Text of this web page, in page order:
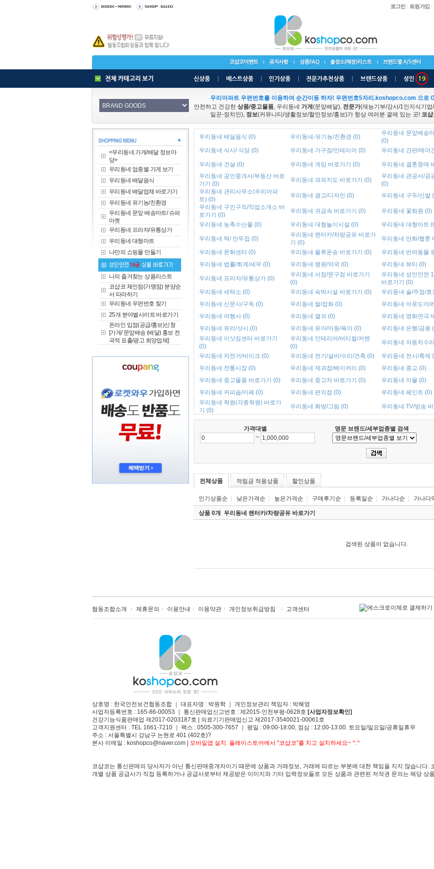
우리아파트 우편번호를 이용하여 순간이동 하자! 우편번호5자리.koshopco.com 으로
안전하고 건강한 상품/중고물품, 우리동네 가게 (문앞배달), 전문가(재능기부/강사/1인지식기업
일꾼-정치인), 정보(커뮤니티/생활정보/할인정보/홍보)가 항상 여러분 곁에 있는 곳! 코
<우리동네 가게/배달 정보마
당>
우리동네 업종별 가게 보기
우리동네 배달음식
우리동네 배달업체 바로가기
우리동네 유기농/친환경
우리동네 문앞 배송마트/ 슈퍼
마켓
우리동네 프라자/유통상가
우리동네 대형마트
나만의 쇼핑몰 만들기
나의 즐겨찾는 상품리스트
코샵코 체인점(가맹점) 분양순
서 따라하기
우리동네 우편번호 찾기
25개 분야별사이트 바로가기
온라인 입점(공급/홍보)신청
[가게/ 문앞배송 (배달) 홍보 전
국적 표출/광고 희망업체]
우리동네 배달음식 (0) 우리동네-유기농/친환경 (0)
우리동네 문앞배송
(0)
우리동네 식사/ 식당 (0)
우리동네 가구점/인테리어 (0) 우리동네 간판/에어
우리동네 건설 (0) 우리동네 게임 바로가기 (0)
우리동네 결혼중매
우리동네 공인중개사/부동산 바로
가기 (0)
우리동네 과외지도 바로가기 (0)
우리동네 관공서/공
(0)
우리동네 관리사무소(우리아파
트) (0)
우리동네 광고/디자인 (0)
우리동네 구두/신발
우리동네 구인구직/직업소개소 바
로가기 (0)
우리동네 귀금속 바로가기 (0)
우리동네 꽃화원 (0)
우리동네 농축수산물 (0)
우리동네 대형놀이시설 (0) 우리동네 대형마트
우리동네 떡/ 만두집 (0)
우리동네 렌터카/차량공유 바로가
기 (0)
우리동네 만화/웹툰
우리동네 문화센터 (0)
우리동네 물류운송 바로가기 (0)
우리동네 반려동물
우리동네 법률/회계/세무 (0)
우리동네 병원/약국 (0) 우리동네 뷰티 (0)
우리동네 프라자/유통상가 (0)
우리동네 서점/문구점 바로가기
(0)
우리동네 성인안전
바로가기 (0)
우리동네 세탁소 (0)
우리동네 숙박시설 바로가기 (0)
우리동네 술/주점/호
우리동네 신문사/구독 (0)
우리동네 쌀/잡화 (0)
우리동네 아웃도어/
우리동네 여행사 (0)
우리동네 열쇠 (0)
우리동네 영화연극
우리동네 유리/샷시 (0)
우리동네 유아/아동/육아 (0)
우리동네 은행/금융
우리동네 이삿짐센터 바로가기
(0)
우리동네 인테리어/버티컬/커텐
(0)
우리동네 자동차수
우리동네 자전거/바이크 (0)
우리동네 전기/설비/수리/건축 (0)
우리동네 전시/축제
우리동네 전통시장 (0)
우리동네 제과점/베이커리 (0)
우리동네 종교 (0)
우리동네 중고물품 바로가기 (0)
우리동네 중고차 바로가기 (0)
우리동네 지물 (0)
우리동네 커피숍/카페 (0)
우리동네 편의점 (0)
우리동네 페인트 (0)
우리동네 학원(각종학원) 바로가
기 (0)
우리동네 화방/그림 (0) 우리동네 TV/방송
가격대별
영문 브랜드/세부업종별 검색
~
전체상품 적립금 적용상품 할인상품
인기상품순 낮은가격순 높은가격순 구매후기순 등록일순 가나다순 가나다
상품 0개 우리동네 렌터카/차량공유 바로가기
검색된 상품이 없습니다.
협동조합소개 제휴문의 이용안내 이용약관 개인정보취급방침 고객센터
상호명 : 한국안전보건협동조합 ｜ 대표자명 : 박원학 ｜ 개인정보관리 책임자 : 박혜영
사업자등록번호 : 165-86-00053 ｜ 통신판매업신고번호 : 제2015-인천부평-0628호 [사업자정보확인]
건강기능식품판매업 제2017-0203187호 | 의료기기판매업신고 제2017-3540021-00061호
고객지원센터 : TEL 1661-7210 ｜ 팩스 : 0505-300-7657 ｜ 평일 : 09:00-18:00, 점심 : 12:00-13:00. 토요일/일요일/공휴일휴무
주소 : 서울특별시 강남구 논현로 401 (402호)?
본사 이메일 : koshopco@naver.com | 모바일앱 설치: 플레이스토어에서 "코샵코"를 치고 설치하세요~ ^.^
코샵코는 통신판매의 당사자가 아닌 통신판매중개자이기 때문에 상품과 거래정보, 거래에 따르는 부분에 대한 책임을 지지 않습니다.
개별 상품 공급사가 직접 등록하거나 공급사로부터 제공받은 이미지와 기타 입력정보들로 모든 상품과 관련된 저작권 문의는 해당 상